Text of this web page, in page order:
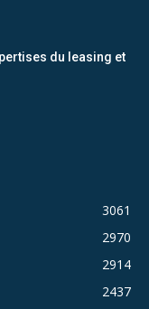
du leasing et
3061
2970
2914
2437